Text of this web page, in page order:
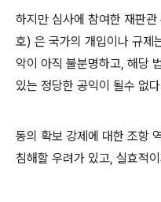
하지만 심사에 참여한 재판
호) 은 국가의 개입이나 규제
악이 아직 불분명하고, 해당
있는 정당한 공익이 될수 없
동의 확보 강제에 대한 조항
침해할 우려가 있고, 실효적